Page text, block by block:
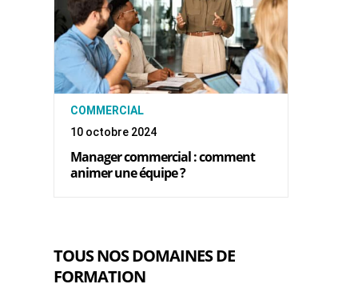
COMMERCIAL
10 octobre 2024
Manager commercial : comment
animer une équipe ?
TOUS NOS DOMAINES DE
FORMATION